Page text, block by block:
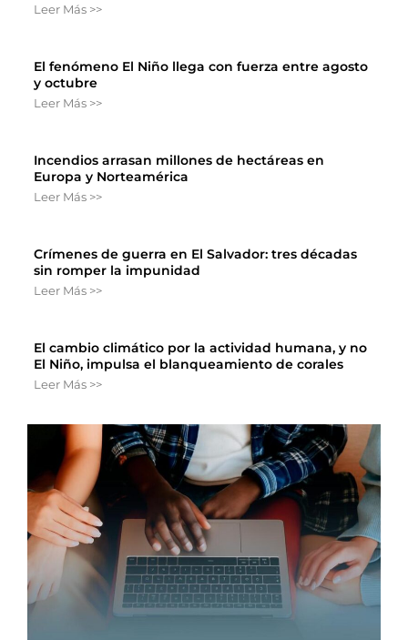
Leer Más >>
El fenómeno El Niño llega con fuerza entre agosto
y octubre
Leer Más >>
Incendios arrasan millones de hectáreas en
Europa y Norteamérica
Leer Más >>
Crímenes de guerra en El Salvador: tres décadas
sin romper la impunidad
Leer Más >>
El cambio climático por la actividad humana, y no
El Niño, impulsa el blanqueamiento de corales
Leer Más >>